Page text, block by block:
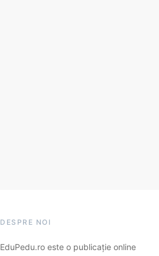
DESPRE NOI
EduPedu.ro este o publicație online